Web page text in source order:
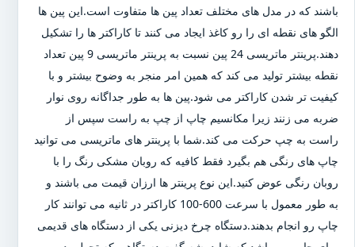
باشند که در مدل های مختلف تعداد پین ها متفاوت است.این پین ها
الگو های نقطه ای را رو کاغذ ایجاد می کنند تا کاراکتر ها را تشکیل
دهند.پرینتر ماتریسی 24 پین نسبت به پرینتر ماتریسی 9 پین تعداد
نقطه بیشتر تولید می کند که همین امر منجر به وضوح بیشتر و با
کیفیت تر شدن کاراکتر می شود.پین ها به طور جداگانه روی نوار
ضربه می زنند زیرا مکانسیم چاپ از چپ به راست سپس از
راست به چپ حرکت می کند.شما با پرینتر های ماتریسی می توانید
چاپ های رنگی هم بگیرد فقط کافیه که روبان مشکی رنگ را با
روبان رنگی عوض کنید.این نوع پرینتر ها ارزان قیمت می باشند و
به طور معمول با سرعت 600-100 کاراکتر در ثانیه می توانند کار
چاپ رو انجام بدهند.دستگاه چرخ دیزنی یکی از دستگاه های قدیمی